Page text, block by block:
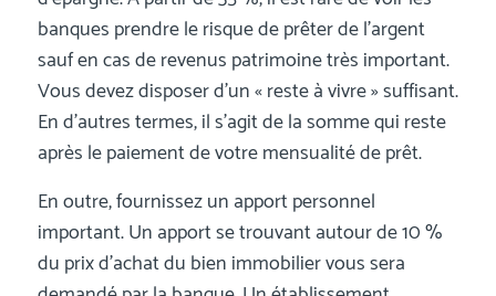
banques prendre le risque de prêter de l’argent
sauf en cas de revenus patrimoine très important.
Vous devez disposer d’un « reste à vivre » suffisant.
En d’autres termes, il s’agit de la somme qui reste
après le paiement de votre mensualité de prêt.
En outre, fournissez un apport personnel
important. Un apport se trouvant autour de 10 %
du prix d’achat du bien immobilier vous sera